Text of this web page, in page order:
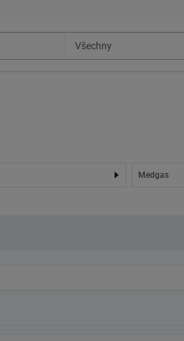
Medgas